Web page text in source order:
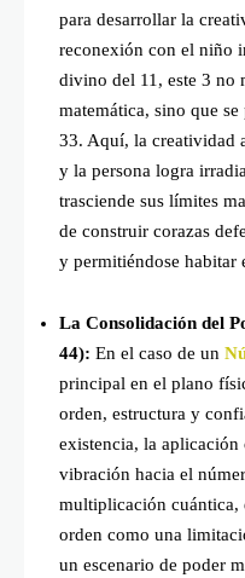
para desarrollar la
reconexión con el niño
divino del 11, este 3 no
matemática, sino que
33. Aquí, la creatividad
y la persona logra
trasciende sus límites
de construir corazas
y permitiéndose habitar
La Consolidación del
44): En el caso de un
principal en el plano
orden, estructura y
existencia, la aplicación
vibración hacia el
multiplicación cuántica,
orden como una
un escenario de poder